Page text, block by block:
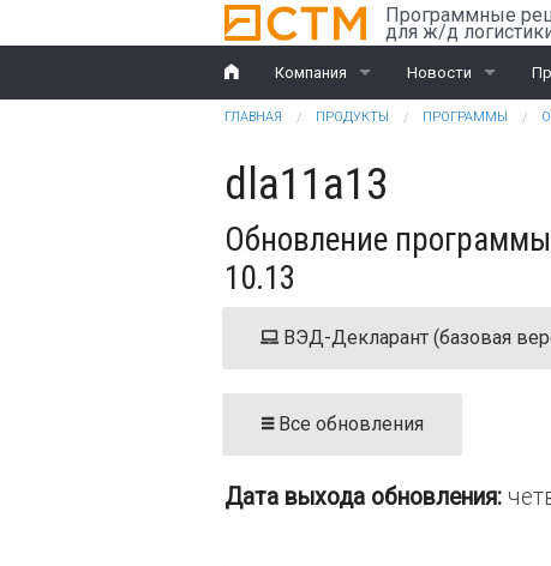
Перейти к основному содержанию Программные
для ж/д
Компания
История
Награды
Партнеры
Клиенты
Дилеры
Обучение
Новости
Компания
ВЭД
Вы здесь
ГЛАВНАЯ ПРОДУКТЫ ПРОГРАММЫ
dla11a13
Обновление
10.13
ВЭД-Декларант (базовая
Все обновления
Дата выхода обновления: